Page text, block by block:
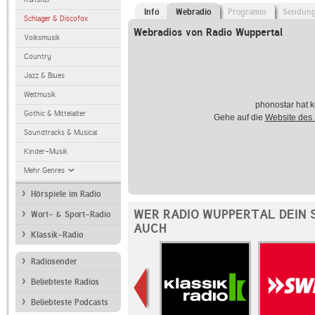
Schlager & Discofox
Volksmusik
Country
Jazz & Blues
Weltmusik
Gothic & Mittelalter
Soundtracks & Musical
Kinder-Musik
Mehr Genres
Hörspiele im Radio
Wort- & Sport-Radio
Klassik-Radio
Radiosender
Beliebteste Radios
Beliebteste Podcasts
Info Webradio Programm
Webradios von Radio Wuppertal
phonostar hat
Gehe auf die Website des
WER RADIO WUPPERTAL DEIN
AUCH